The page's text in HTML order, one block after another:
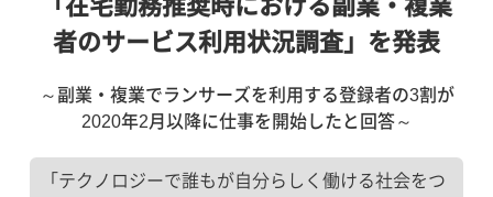
「在宅勤務推奨時における副業・複業
者のサービス利用状況調査」を発表
～副業・複業でランサーズを利用する登録者の3割が
2020年2月以降に仕事を開始したと回答～
「テクノロジーで誰もが自分らしく働ける社会をつ